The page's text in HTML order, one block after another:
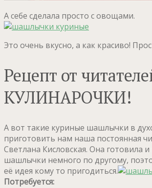
А себе сделала просто с овощами.
Это очень вкусно, а как красиво!
Рецепт от
КУЛИНАРОЧКИ!
А вот такие куриные шашлычки в
приготовить нам наша постоянная
Светлана Кисловская. Она готовила
шашлычки немного по другому,
её идея кому то пригодиться.
Потребуется: